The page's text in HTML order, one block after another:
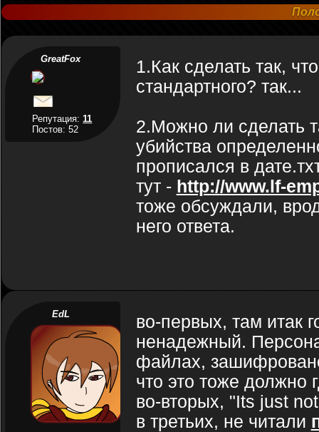
GreatFox
Репутация:11
Постов: 52
1.Как сделать так,
стандартного? так...
2.Можно ли сделать
убийства
прописался в
тут - http://www.lf-
тоже обсуждали,
него ответа.
EdL
во-первых, там итак
ненадежный.
файлах,
что это тоже должно
во-вторых, "Its just
в третьих, не читали